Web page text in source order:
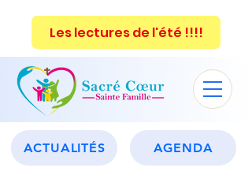
ACTUALITÉS AGENDA
Les lectures de l'été !!!!